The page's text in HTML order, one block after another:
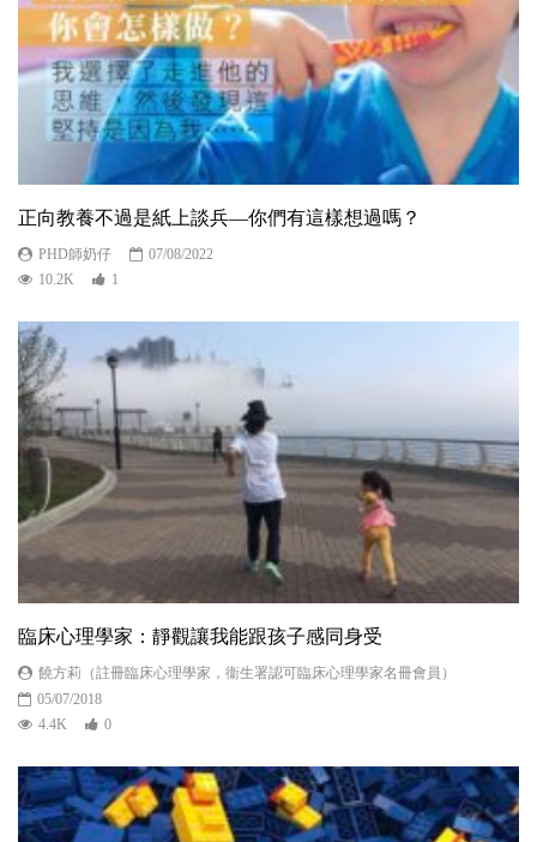
正向教養不過是紙上談兵—你們有這樣想過嗎？
PHD師奶仔
07/08/2022
10.2K
1
臨床心理學家：靜觀讓我能跟孩子感同身受
饒方莉（註冊臨床心理學家，衞生署認可臨床心理學家名冊會員）
05/07/2018
4.4K
0